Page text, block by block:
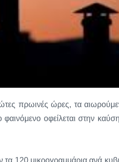
πρωινές ώρες, τα
οφείλεται στην καύση
120 μικρογραμμάρια ανά